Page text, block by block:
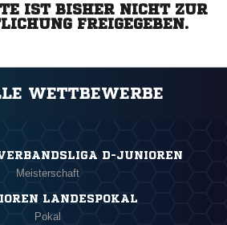
IST BISHER NICHT ZUR
FREIGEGEBEN.
WETTBEWERBE
D-JUNIOREN
Meisterschaft
LANDESPOKAL
Pokal